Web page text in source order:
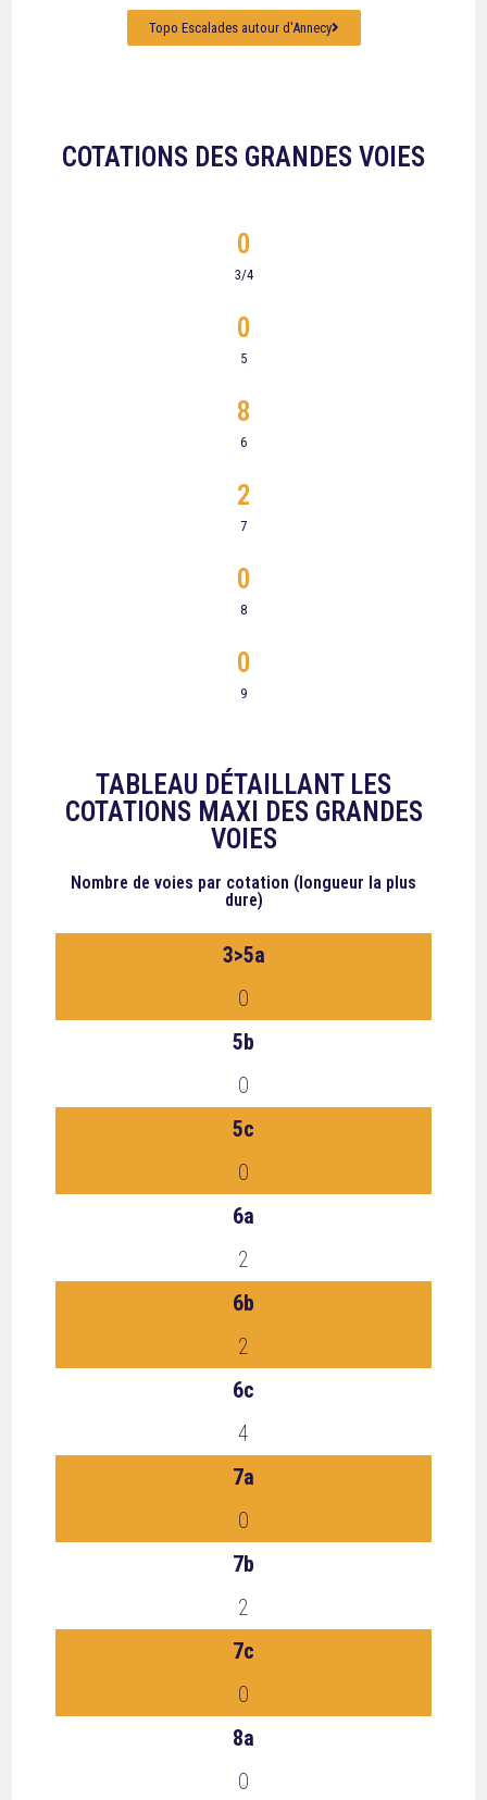
Topo Escalades autour d'Annecy
COTATIONS DES GRANDES VOIES
3/4
0
5
0
6
8
7
2
8
0
9
0
TABLEAU DÉTAILLANT LES
COTATIONS MAXI DES GRANDES
VOIES
Nombre de voies par cotation (longueur la plus
dure)
3>5a
0
5b
0
5c
0
6a
2
6b
2
6c
4
7a
0
7b
2
7c
0
8a
0